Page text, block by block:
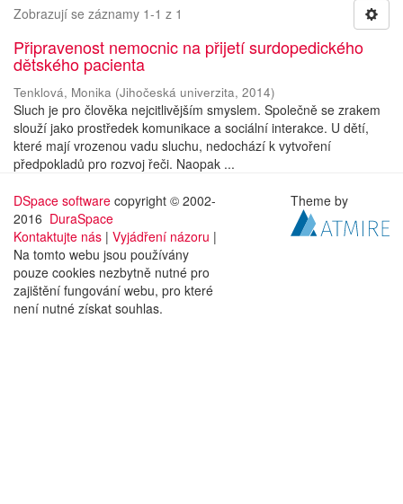
Zobrazují se záznamy 1-1 z 1
Připravenost nemocnic na přijetí surdopedického
dětského pacienta
Tenklová, Monika (Jihočeská univerzita, 2014)
Sluch je pro člověka nejcitlivějším smyslem. Společně se zrakem
slouží jako prostředek komunikace a sociální interakce. U dětí,
které mají vrozenou vadu sluchu, nedochází k vytvoření
předpokladů pro rozvoj řeči. Naopak ...
DSpace software copyright © 2002-
2016 DuraSpace
Kontaktujte nás | Vyjádření názoru |
Na tomto webu jsou používány
pouze cookies nezbytně nutné pro
zajištění fungování webu, pro které
není nutné získat souhlas.
Theme by